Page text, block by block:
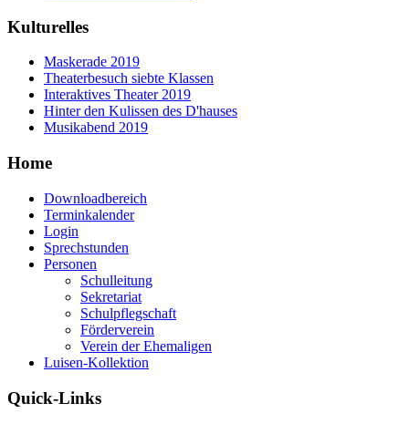
Kulturelles
Maskerade 2019
Theaterbesuch siebte Klassen
Interaktives Theater 2019
Hinter den Kulissen des D'hauses
Musikabend 2019
Home
Downloadbereich
Terminkalender
Login
Sprechstunden
Personen
Schulleitung
Sekretariat
Schulpflegschaft
Förderverein
Verein der Ehemaligen
Luisen-Kollektion
Quick-Links